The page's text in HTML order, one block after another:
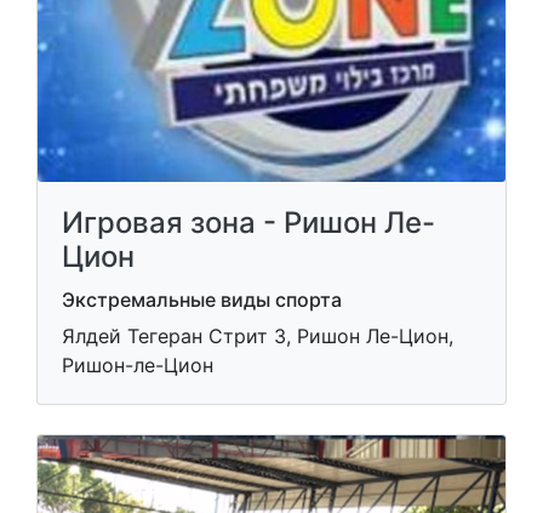
Игровая зона - Ришон Ле-
Цион
Экстремальные виды спорта
Ялдей Тегеран Стрит 3, Ришон Ле-Цион,
Ришон-ле-Цион